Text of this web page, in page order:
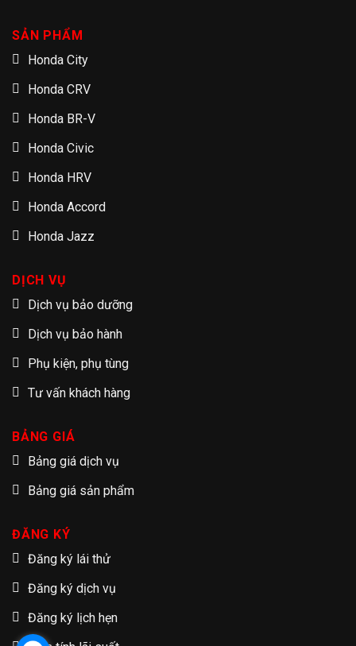
SẢN PHẨM
Honda City
Honda CRV
Honda BR-V
Honda Civic
Honda HRV
Honda Accord
Honda Jazz
DỊCH VỤ
Dịch vụ bảo dưỡng
Dịch vụ bảo hành
Phụ kiện, phụ tùng
Tư vấn khách hàng
BẢNG GIÁ
Bảng giá dịch vụ
Bảng giá sản phẩm
ĐĂNG KÝ
Đăng ký lái thử
Đăng ký dịch vụ
Đăng ký lịch hẹn